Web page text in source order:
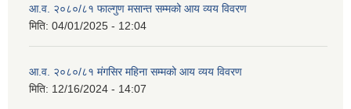
आ.व. २०८०/८१ फाल्गुण मसान्त सम्मको आय व्यय विवरण
मिति: 04/01/2025 - 12:04
आ.व. २०८०/८१ मंगसिर महिना सम्मको आय व्यय विवरण
मिति: 12/16/2024 - 14:07